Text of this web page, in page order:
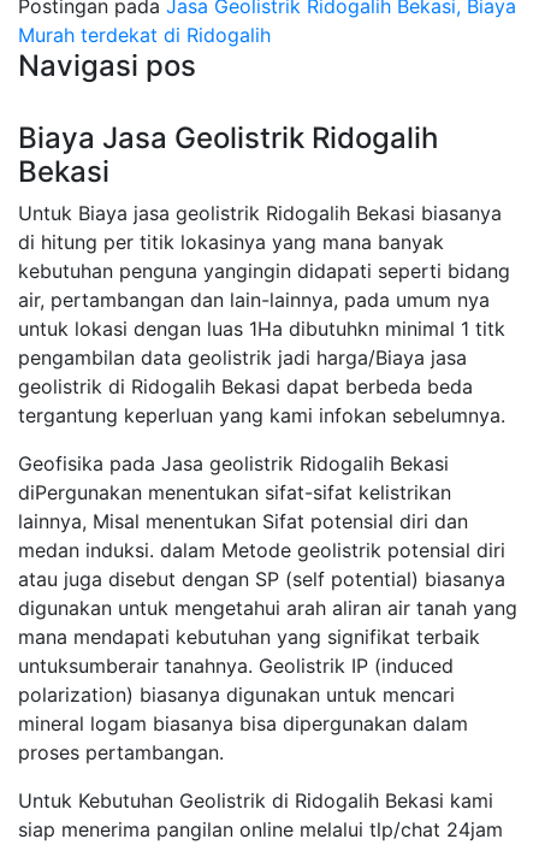
Postingan pada Jasa Geolistrik Ridogalih Bekasi, Biaya
Murah terdekat di Ridogalih
Navigasi pos
Biaya Jasa Geolistrik Ridogalih
Bekasi
Untuk Biaya jasa geolistrik Ridogalih Bekasi biasanya
di hitung per titik lokasinya yang mana banyak
kebutuhan penguna yangingin didapati seperti bidang
air, pertambangan dan lain-lainnya, pada umum nya
untuk lokasi dengan luas 1Ha dibutuhkn minimal 1 titk
pengambilan data geolistrik jadi harga/Biaya jasa
geolistrik di Ridogalih Bekasi dapat berbeda beda
tergantung keperluan yang kami infokan sebelumnya.
Geofisika pada Jasa geolistrik Ridogalih Bekasi
diPergunakan menentukan sifat-sifat kelistrikan
lainnya, Misal menentukan Sifat potensial diri dan
medan induksi. dalam Metode geolistrik potensial diri
atau juga disebut dengan SP (self potential) biasanya
digunakan untuk mengetahui arah aliran air tanah yang
mana mendapati kebutuhan yang signifikat terbaik
untuksumberair tanahnya. Geolistrik IP (induced
polarization) biasanya digunakan untuk mencari
mineral logam biasanya bisa dipergunakan dalam
proses pertambangan.
Untuk Kebutuhan Geolistrik di Ridogalih Bekasi kami
siap menerima pangilan online melalui tlp/chat 24jam